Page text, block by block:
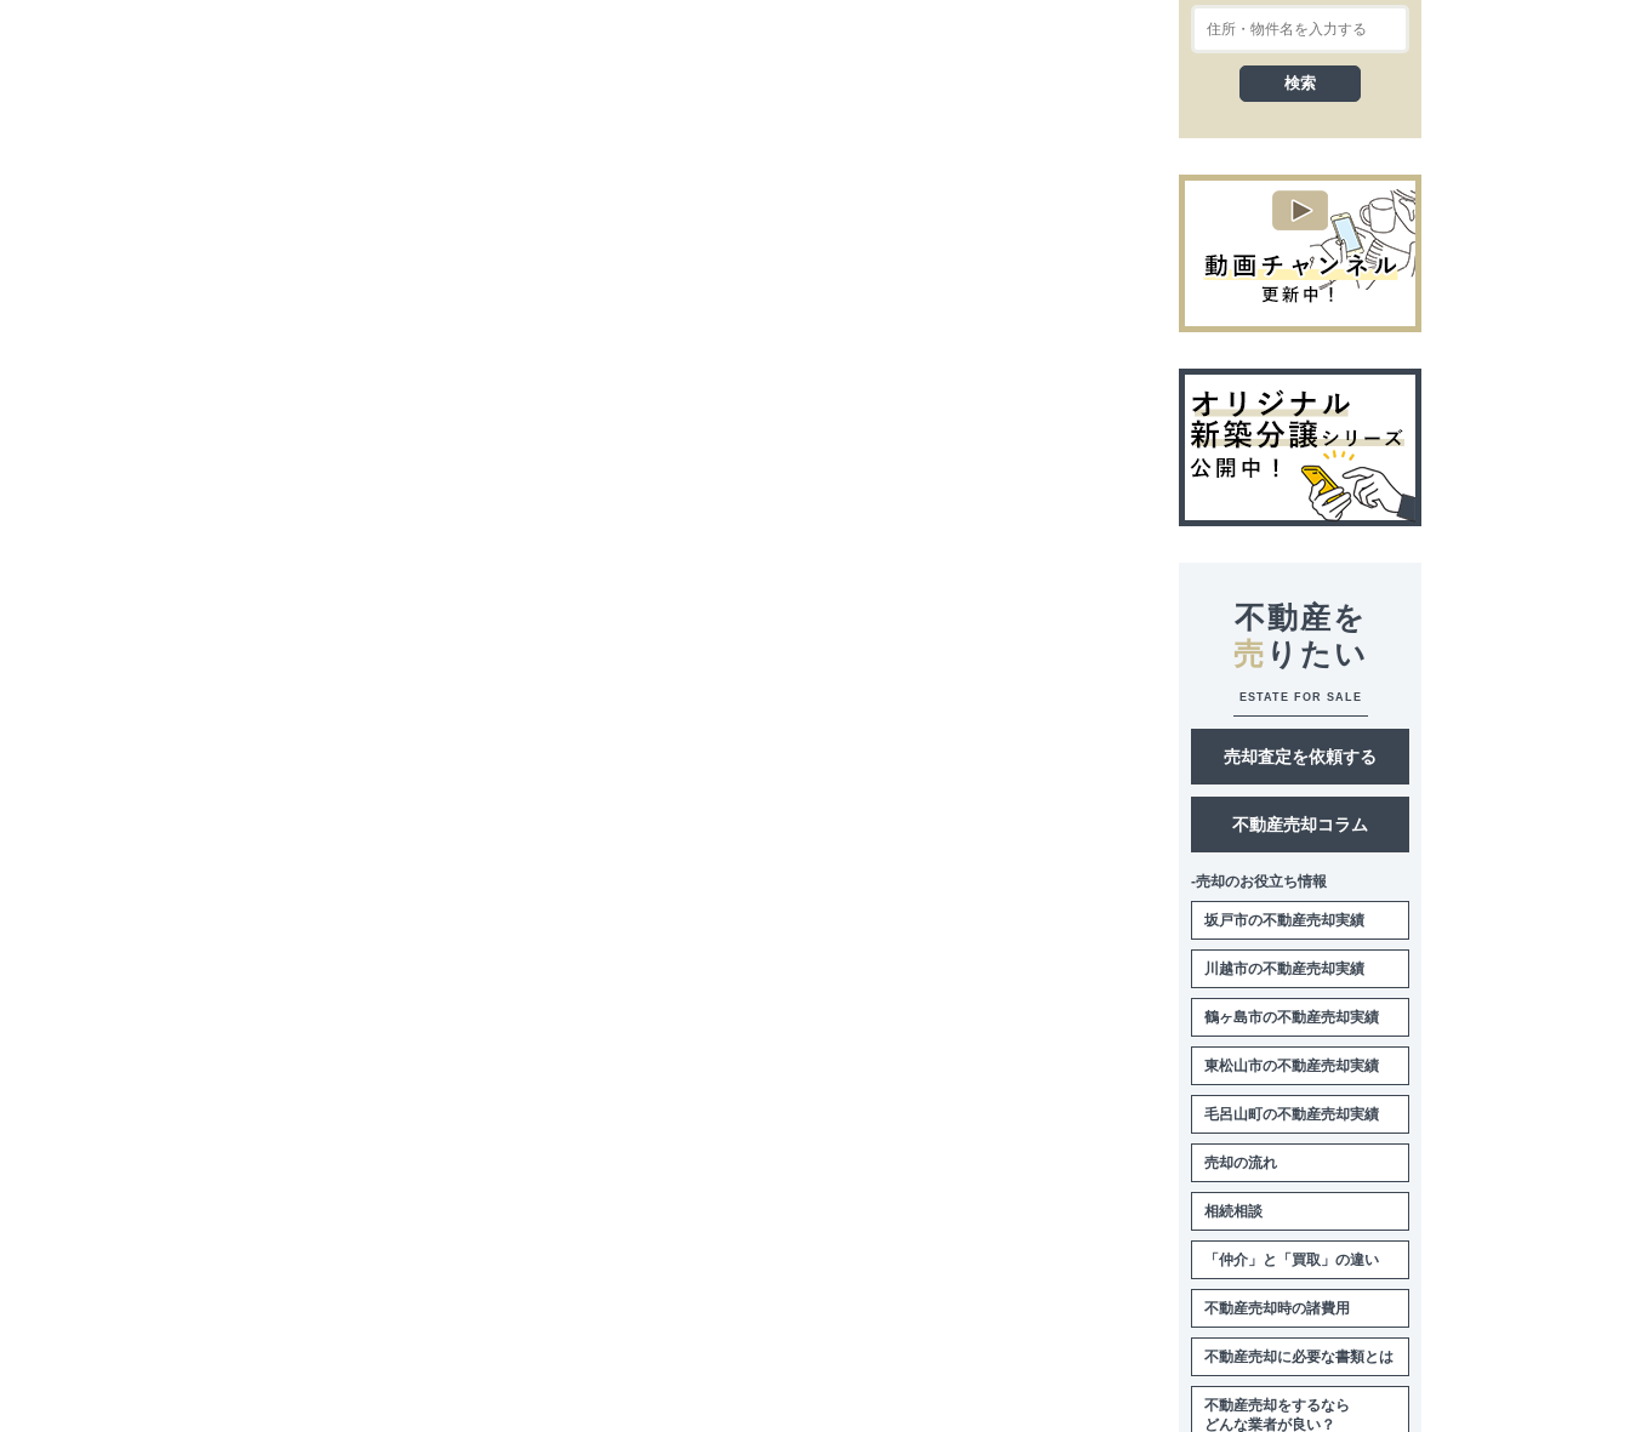
不動産を
売 りたい
ESTATE FOR SALE
売却査定を依頼する
不動産売却コラム
-売却のお役立ち情報
坂戸市の不動産売却実績
川越市の不動産売却実績
鶴ヶ島市の不動産売却実績
東松山市の不動産売却実績
毛呂山町の不動産売却実績
売却の流れ
相続相談
「仲介」と「買取」の違い
不動産売却時の諸費用
不動産売却に必要な書類とは
不動産売却をするなら
どんな業者が良い？